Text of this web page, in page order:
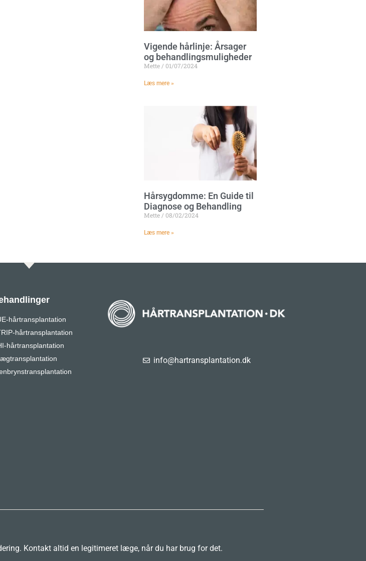
Vigende hårlinje: Årsager
og behandlingsmuligheder
Mette 01/07/2024
Læs mere »
Hårsygdomme: En Guide til
Diagnose og Behandling
Mette 08/02/2024
Læs mere »
hårtransplantation
hårtransplantation
hårtransplantation
info@hartransplantation.dk
Kontakt altid en legitimeret læge, når du har brug for det.